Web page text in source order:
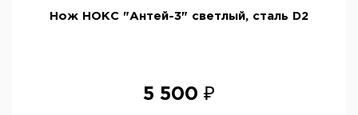
Нож НОКС "Антей-3" светлый, сталь D2
5 500 ₽